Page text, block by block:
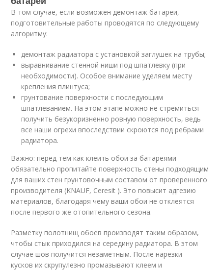
В том случае, если возможен демонтаж батареи,
подготовительные работы проводятся по следующему
алгоритму:
демонтаж радиатора с установкой заглушек на трубы;
выравнивание стенной ниши под шпатлевку (при
необходимости). Особое внимание уделяем месту
крепления плинтуса;
грунтование поверхности с последующим
шпатлеванием. На этом этапе можно не стремиться
получить безукоризненно ровную поверхность, ведь
все наши огрехи впоследствии скроются под ребрами
радиатора.
Важно: перед тем как клеить обои за батареями
обязательно пропитайте поверхность стены подходящим
для ваших стен грунтовочным составом от проверенного
производителя (KNAUF, Ceresit ). Это повысит адгезию
материалов, благодаря чему ваши обои не отклеятся
после первого же отопительного сезона.
Разметку полотнищ обоев производят таким образом,
чтобы стык приходился на середину радиатора. В этом
случае шов получится незаметным. После нарезки
кусков их скрупулезно промазывают клеем и